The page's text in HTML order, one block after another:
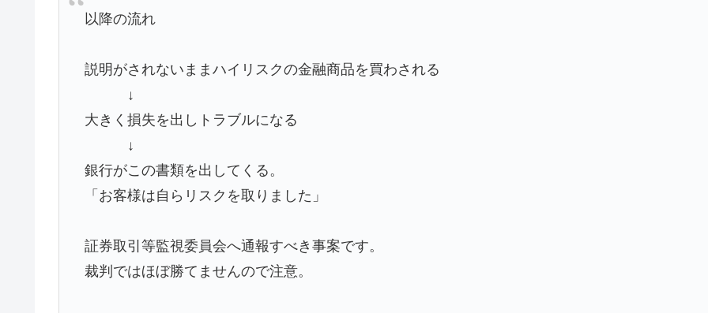
以降の流れ
説明がされないままハイリスクの金融商品を買わされる
↓
大きく損失を出しトラブルになる
↓
銀行がこの書類を出してくる。
「お客様は自らリスクを取りました」
証券取引等監視委員会へ通報すべき事案です。
裁判ではほぼ勝てませんので注意。